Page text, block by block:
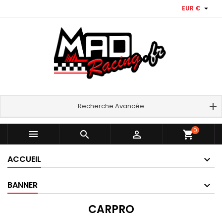
EUR € 
Recherche Avancée
   shopping_cart0
ACCUEIL
BANNER
CARPRO